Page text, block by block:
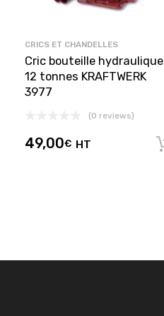
Ajouter au panier
CRICS ET CHANDELLES
Cric bouteille hydraulique
12 tonnes KRAFTWERK
3977
(0 reviews)
49,00€ HT